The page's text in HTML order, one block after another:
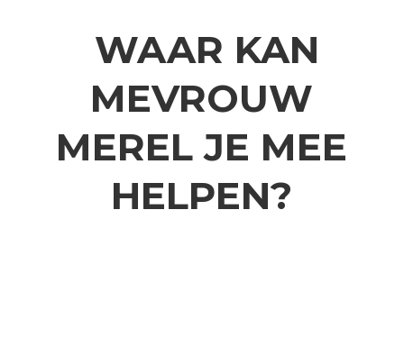
WAAR KAN
MEVROUW
MEREL JE MEE
HELPEN?